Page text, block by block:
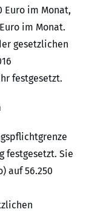
Euro im Monat,
im Monat.
gesetzlichen
festgesetzt.
festgesetzt. Sie
auf 56.250